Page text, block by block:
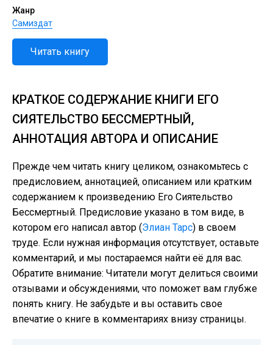
Жанр
Самиздат
Читать книгу
КРАТКОЕ СОДЕРЖАНИЕ КНИГИ ЕГО
СИЯТЕЛЬСТВО БЕССМЕРТНЫЙ,
АННОТАЦИЯ АВТОРА И ОПИСАНИЕ
Прежде чем читать книгу целиком, ознакомьтесь с
предисловием, аннотацией, описанием или кратким
содержанием к произведению Его Сиятельство
Бессмертный. Предисловие указано в том виде, в
котором его написал автор (Элиан Тарс) в своем
труде. Если нужная информация отсутствует, оставьте
комментарий, и мы постараемся найти её для вас.
Обратите внимание: Читатели могут делиться своими
отзывами и обсуждениями, что поможет вам глубже
понять книгу. Не забудьте и вы оставить свое
впечатие о книге в комментариях внизу страницы.